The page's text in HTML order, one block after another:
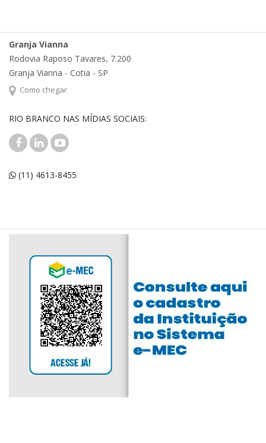
Granja Vianna
Rodovia Raposo Tavares, 7.200
Granja Vianna - Cotia - SP
Como chegar
RIO BRANCO NAS MÍDIAS SOCIAIS:
(11) 4613-8455